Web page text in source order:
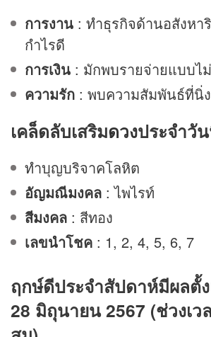
การงาน : ทำธุรกิจด้านอสังหา
กำไรดี
การเงิน : มักพบรายจ่ายแบบไ
ความรัก : พบความสัมพันธ์ที่นิ่
เคล็ดลับเสริมดวงประจำวั
ทำบุญบริจาคโลหิต
อัญมณีมงคล : ไพไรท์
สีมงคล : สีทอง
เลขนำโชค : 1, 2, 4, 5, 6, 7
ฤกษ์ดีประจำสัปดาห์มีผลตั้
28 มิถุนายน 2567 (ช่วงเว